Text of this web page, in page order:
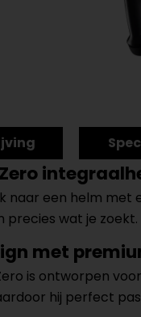
naar een helm
precies wat je
met
is ontworpen
hij perfect